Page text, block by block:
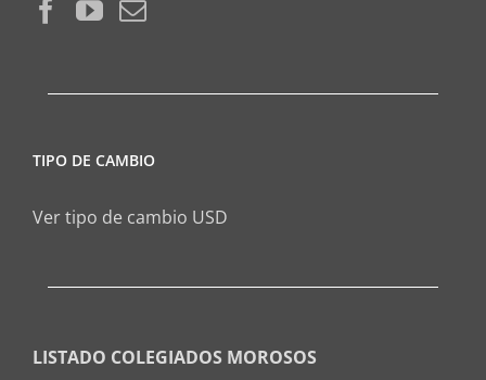
TIPO DE CAMBIO
Ver tipo de cambio USD
LISTADO COLEGIADOS MOROSOS